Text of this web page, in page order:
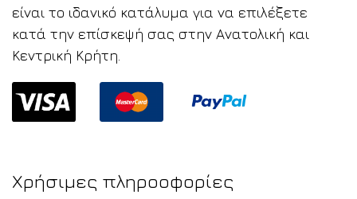
είναι το ιδανικό κατάλυμα για να επιλέξετε
κατά την επίσκεψή σας στην Ανατολική και
Κεντρική Κρήτη.
Χρήσιμες πληροοφορίες